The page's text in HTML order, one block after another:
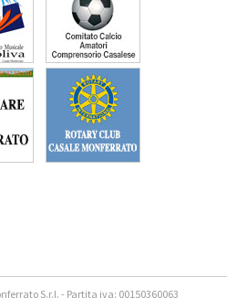
S.r.l. - Partita iva: 00150360063